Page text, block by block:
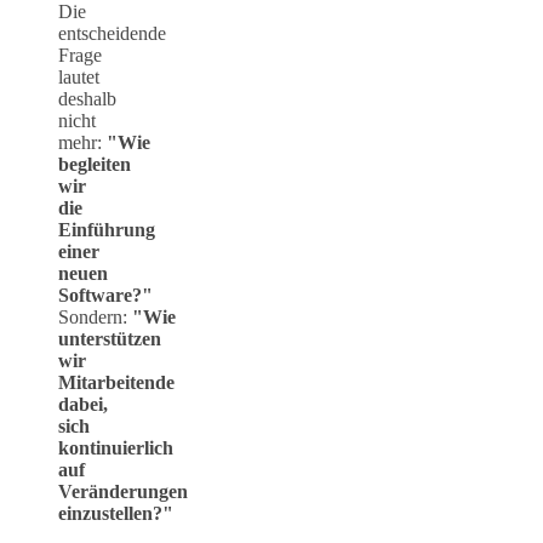
Die
entscheidende
Frage
lautet
deshalb
nicht
mehr: "Wie
begleiten
wir
die
Einführung
einer
neuen
Software?"
Sondern: "Wie
unterstützen
wir
Mitarbeitende
dabei,
sich
kontinuierlich
auf
Veränderungen
einzustellen?"